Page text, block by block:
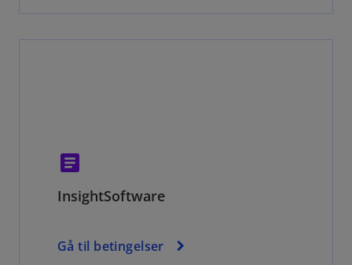
article
InsightSoftware
Gå til betingelser